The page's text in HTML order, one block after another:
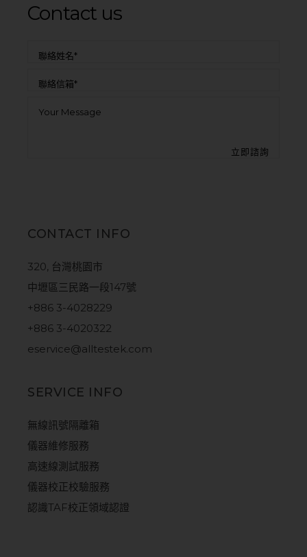
Contact us
CONTACT INFO
320, 台灣桃園市
中壢區三民路一段147號
+886 3-4028229
+886 3-4020322
eservice@alltestek.com
SERVICE INFO
無線訊號隔離箱
儀器維修服務
高速線測試服務
儀器校正校驗服務
認識TAF校正領域認證